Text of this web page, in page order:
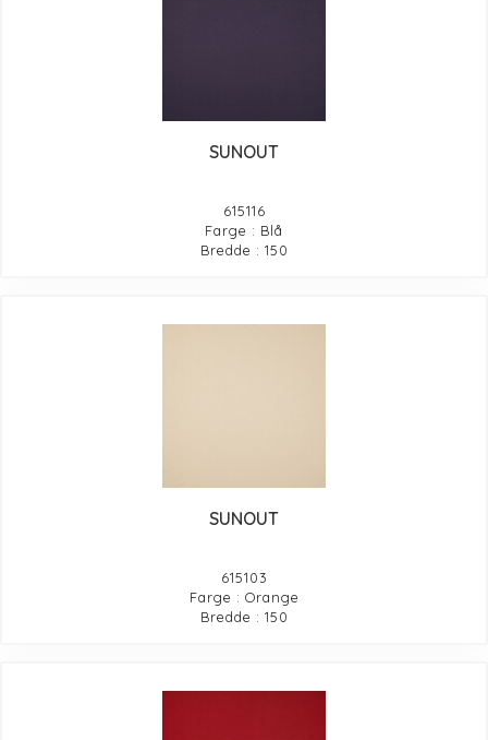
SUNOUT
615116
Farge : Blå
Bredde : 150
SUNOUT
615103
Farge : Orange
Bredde : 150